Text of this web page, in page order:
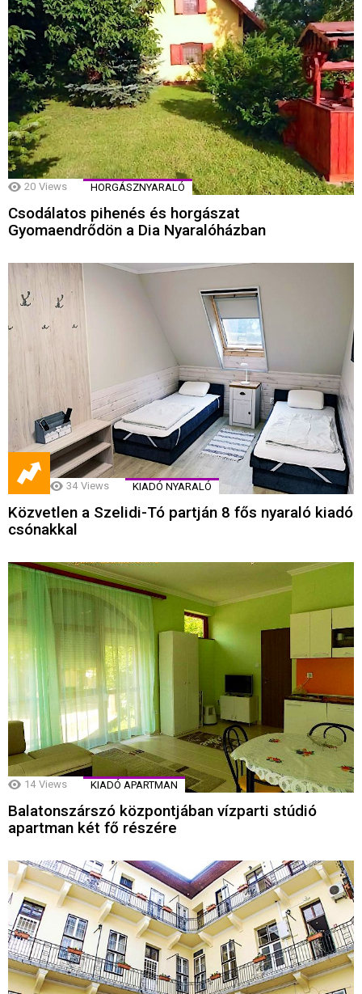
20 Views HORGÁSZNYARALÓ
Csodálatos pihenés és horgászat
Gyomaendrődön a Dia Nyaralóházban
34 Views KIADÓ NYARALÓ
Közvetlen a Szelidi-Tó partján 8 fős nyaraló kiadó
csónakkal
14 Views KIADÓ APARTMAN
Balatonszárszó központjában vízparti stúdió
apartman két fő részére